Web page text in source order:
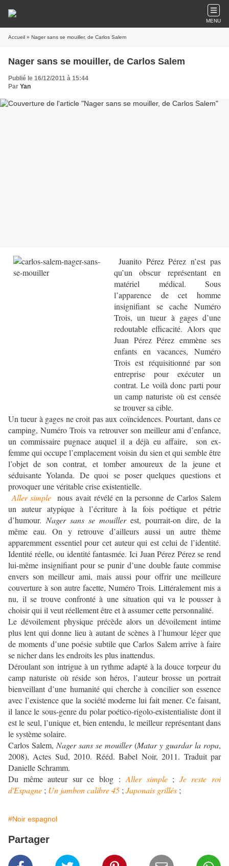
MENU
Accueil » Nager sans se mouiller, de Carlos Salem
Nager sans se mouiller, de Carlos Salem
Publié le 16/12/2011 à 15:44
Par Yan
Juanito Pérez Pérez n’est pas
qu’un obscur représentant en
matériel médical. Sous
l’apparence de cet homme
insignifiant se cache Numéro
Trois, un tueur à gages d’une
redoutable efficacité. Alors que
Juan Pérez Pérez emmène ses
enfants en vacances, Numéro
Trois est réquisitionné par son
entreprise pour exécuter un
contrat. Le voilà donc parti pour
un camp naturiste où est censée
se trouver sa cible.
Un tueur à gages ne croit pas aux coïncidences. Pourtant, dans ce
camping, Numéro Trois va retrouver son meilleur ami d’enfance,
un commissaire pugnace auquel il a déjà eu affaire, son ex-
femme qui occupe l’emplacement voisin du sien et qui semble être
l’objet de son contrat, et tomber amoureux de la jeune et
séduisante Yolanda. De quoi se poser quelques questions et
provoquer une véritable crise existentielle.
Aller simple nous avait révélé en la personne de Carlos Salem
un auteur atypique à l’écriture à la fois poétique et pétrie
d’humour. Nager sans se mouillerest, pourrait-on dire, de la
même eau. On y retrouve d’ailleurs aussi un autre thème
apparemment essentiel pour cet auteur qui est celui de l’identité.
Identité réelle, ou identité fantasmée. Ici Juan Pérez Pérez se rend
lui-même insignifiant pour se punir d’une double faute commise
envers son meilleur ami, mais aussi pour offrir une meilleure
couverture à son autre facette, Numéro Trois. Littéralement mis a
nu, il se trouve confronté à une situation qui va le pousser à
choisir qui il veut réellement être et à assumer cette personnalité.
Le dévoilement physique précède alors un dévoilement intime
plus lent qui donne lieu à autant de scènes à l’humour léger que
de moments d’une poésie subtile que Carlos Salem arrive à faire
se nicher dans les endroits les plus inattendus.
Déroulant son intrigue à un rythme adapté à la douce torpeur du
camp naturiste où réside son héros, l’auteur brosse un portrait
bienveillant d’une humanité qui cherche à concilier son essence
avec l’existence que la société moderne lui fait mener. Ce faisant,
il lance le sous-genre du polar poético-rigolo-existentialiste dont il
est le seul, l’unique et, bien entendu, le meilleur représentant dans
le système solaire.
Carlos Salem, Nager sans se mouiller(Matar y guardar la ropa,
2008), Actes Sud, 2010. Rééd. Babel Noir, 2011. Traduit par
Danielle Schramm.
Du même auteur sur ce blog :Aller simple; Je reste roi
d'Espagne ; Un jambon calibre 45 ; Japonais grillés ;
#Noir espagnol
Partager